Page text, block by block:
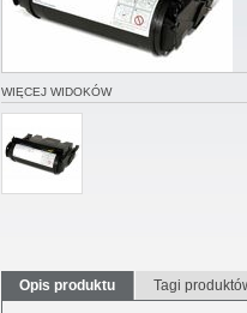
WIĘCEJ WIDOKÓW
Opis produktu Tagi